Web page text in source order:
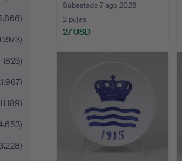
(823)
Royal Copenhagen, 4…
Subastado 7 ago 2026
2 pujas
27 USD